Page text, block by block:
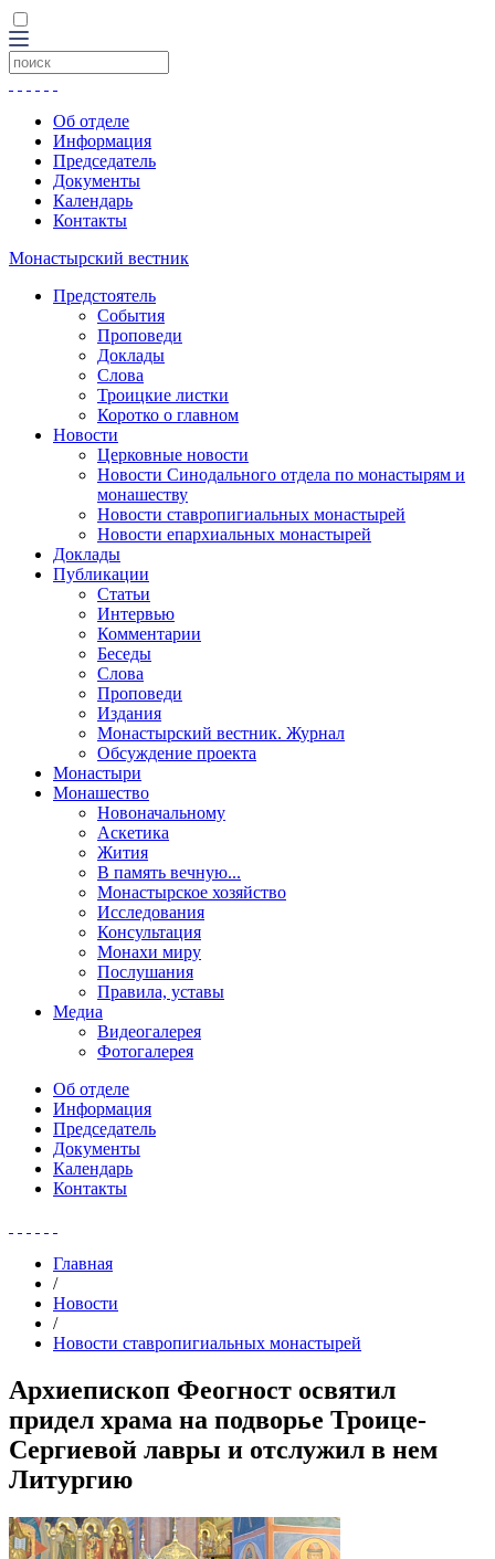
Об отделе
Информация
Председатель
Документы
Календарь
Контакты
Монастырский вестник
Предстоятель
События
Проповеди
Доклады
Слова
Троицкие листки
Коротко о главном
Новости
Церковные новости
Новости Синодального отдела по монастырям и
монашеству
Новости ставропигиальных монастырей
Новости епархиальных монастырей
Доклады
Публикации
Статьи
Интервью
Комментарии
Беседы
Слова
Проповеди
Издания
Монастырский вестник. Журнал
Обсуждение проекта
Монастыри
Монашество
Новоначальному
Аскетика
Жития
В память вечную...
Монастырское хозяйство
Исследования
Консультация
Монахи миру
Послушания
Правила, уставы
Медиа
Видеогалерея
Фотогалерея
Об отделе
Информация
Председатель
Документы
Календарь
Контакты
Главная
/
Новости
/
Новости ставропигиальных монастырей
Архиепископ Феогност освятил
придел храма на подворье Троице-
Сергиевой лавры и отслужил в нем
Литургию